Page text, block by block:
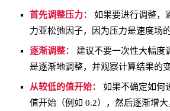
首先调整压力：
如果要进行调整，
力亚松弛因子，因为压力是速度场
逐渐调整：
建议不要一次性大幅度
是逐渐地调整，并观察计算结果的变
从较低的值开始：
如果不确定如何
值开始（例如 0.2），然后逐渐增